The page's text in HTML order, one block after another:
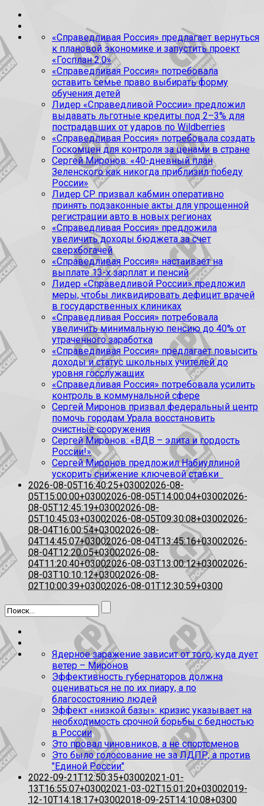
«Справедливая Россия» предлагает вернуться
к плановой экономике и запустить проект
«Госплан 2.0»
«Справедливая Россия» потребовала
оставить семье право выбирать форму
обучения детей
Лидер «Справедливой России» предложил
выдавать льготные кредиты под 2–3% для
пострадавших от ударов по Wildberries
«Справедливая Россия» потребовала создать
Госкомцен для контроля за ценами в стране
Сергей Миронов: «40-дневный план
Зеленского как никогда приблизил победу
России»
Лидер СР призвал кабмин оперативно
принять подзаконные акты для упрощенной
регистрации авто в новых регионах
«Справедливая Россия» предложила
увеличить доходы бюджета за счет
сверхбогачей
«Справедливая Россия» настаивает на
выплате 13-х зарплат и пенсий
Лидер «Справедливой России» предложил
меры, чтобы ликвидировать дефицит врачей
в государственных клиниках
«Справедливая Россия» потребовала
увеличить минимальную пенсию до 40% от
утраченного заработка
«Справедливая Россия» предлагает повысить
доходы и статус школьных учителей до
уровня госслужащих
«Справедливая Россия» потребовала усилить
контроль в коммунальной сфере
Сергей Миронов призвал федеральный центр
помочь городам Урала восстановить
очистные сооружения
Сергей Миронов: «ВДВ – элита и гордость
России!»
Сергей Миронов предложил Набиуллиной
ускорить снижение ключевой ставки
2026-08-05T16:40:25+03002026-08-
05T15:00:00+03002026-08-05T14:00:04+03002026-
08-05T12:45:19+03002026-08-
05T10:45:03+03002026-08-05T09:30:08+03002026-
08-04T16:00:54+03002026-08-
04T14:45:07+03002026-08-04T13:45:16+03002026-
08-04T12:20:05+03002026-08-
04T11:20:40+03002026-08-03T13:00:12+03002026-
08-03T10:10:12+03002026-08-
02T10:00:39+03002026-08-01T12:30:59+0300
Ядерное заражение зависит от того, куда дует
ветер – Миронов
Эффективность губернаторов должна
оцениваться не по их пиару, а по
благосостоянию людей
Эффект «низкой базы»: кризис указывает на
необходимость срочной борьбы с бедностью
в России
Это провал чиновников, а не спортсменов
Это было голосование не за ЛДПР, а против
"Единой России"
2022-09-21T12:50:35+03002021-01-
13T16:55:07+03002021-03-02T15:01:20+03002019-
12-10T14:18:17+03002018-09-25T14:10:08+0300